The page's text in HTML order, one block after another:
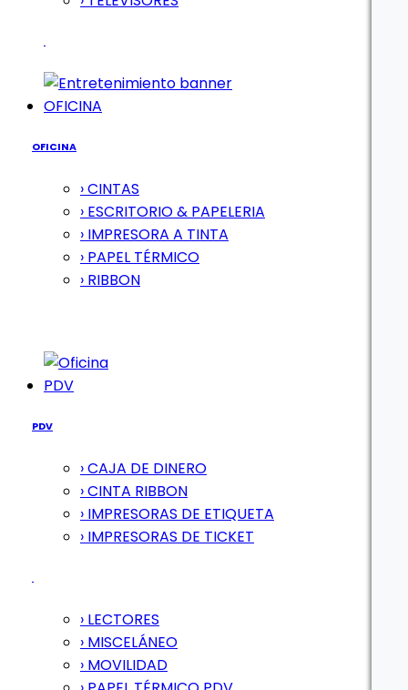
OFICINA
OFICINA
› CINTAS
› ESCRITORIO & PAPELERIA
› IMPRESORA A TINTA
› PAPEL TÉRMICO
› RIBBON
PDV
PDV
› CAJA DE DINERO
› CINTA RIBBON
› IMPRESORAS DE ETIQUETA
› IMPRESORAS DE TICKET
› LECTORES
› MISCELÁNEO
› MOVILIDAD